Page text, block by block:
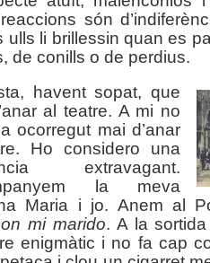
són
ulls li brillessin quan es
de conills o de perdius.
havent sopat, que
al teatre. A mi no
ocorregut mai d’anar
Ho considero una
extravagant.
la meva
Maria i jo. Anem al
mi marido. A la
enigmàtic i no fa cap